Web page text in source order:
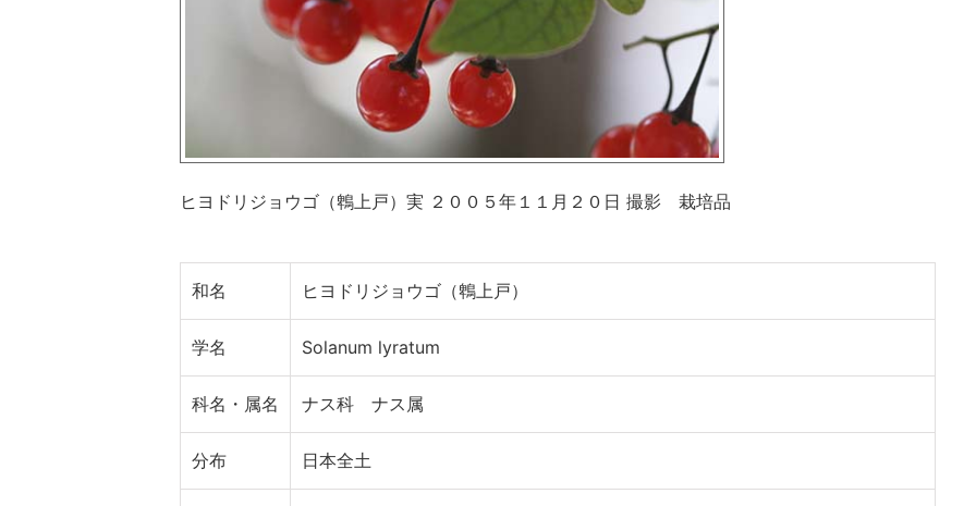
ヒヨドリジョウゴ（鵯上戸）実 ２００５年１１月２０日 撮影 栽培品
和名 ヒヨドリジョウゴ（鵯上戸）
学名 Solanum lyratum
科名・属名 ナス科 ナス属
分布 日本全土